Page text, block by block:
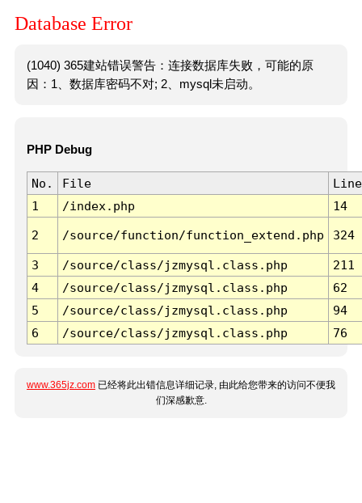
Database Error
(1040) 365建站错误警告：连接数据库失败，可能的原
因：1、数据库密码不对; 2、mysql未启动。
PHP Debug
No. File
Line
1
/index.php 14
2 /source/function/function_extend.php 324
3 /source/class/jzmysql.class.php
211
4
/source/class/jzmysql.class.php
62
5
/source/class/jzmysql.class.php
94
6
/source/class/jzmysql.class.php 76
www.365jz.com 已经将此出错信息详细记录, 由此给您带来的访问不便我
们深感歉意.